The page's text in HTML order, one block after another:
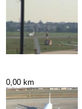
0,00 km